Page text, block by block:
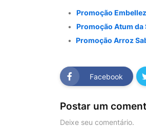
Promoção
Promoção Atum da
Promoção Arroz
Facebook
Postar um
Deixe seu comentário.